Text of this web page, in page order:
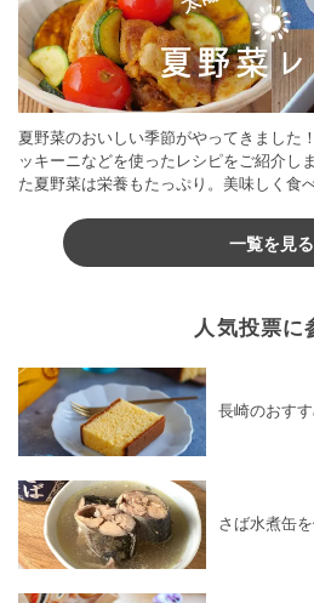
夏野菜のおいしい季節がやってきました
ッキーニなどを使ったレシピをご紹介し
た夏野菜は栄養もたっぷり。美味しく食
一覧を見る
人気投票に
長崎のおす
さば水煮缶